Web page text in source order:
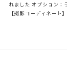
れました オプション：
【撮影コーディネート】